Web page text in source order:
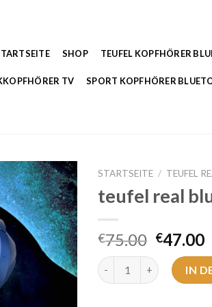
SHOP TEUFEL KOPFHÖRER
TV SPORT KOPFHÖRER
STARTSEITE / TEUFEL
teufel real
€75.00 €47.00
teufel real blue nc Menge
IN